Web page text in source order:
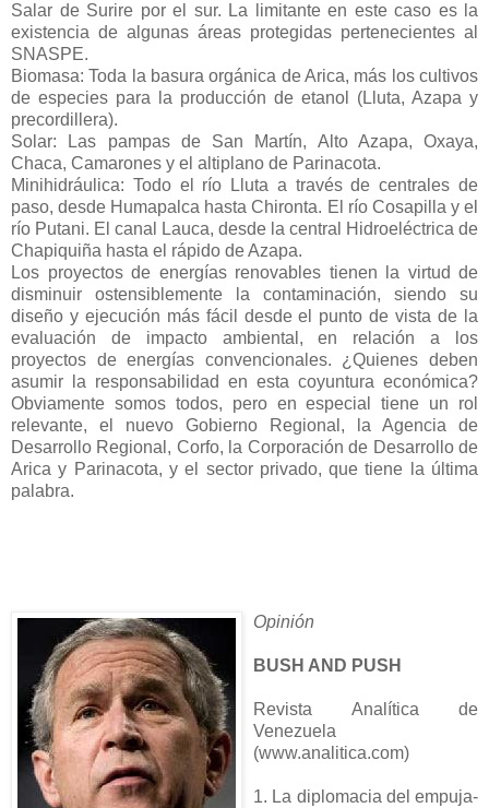
Salar de Surire por el sur. La limitante en este caso es la
existencia de algunas áreas protegidas pertenecientes al
SNASPE.
Biomasa: Toda la basura orgánica de Arica, más los cultivos
de especies para la producción de etanol (Lluta, Azapa y
precordillera).
Solar: Las pampas de San Martín, Alto Azapa, Oxaya,
Chaca, Camarones y el altiplano de Parinacota.
Minihidráulica: Todo el río Lluta a través de centrales de
paso, desde Humapalca hasta Chironta. El río Cosapilla y el
río Putani. El canal Lauca, desde la central Hidroeléctrica de
Chapiquiña hasta el rápido de Azapa.
Los proyectos de energías renovables tienen la virtud de
disminuir ostensiblemente la contaminación, siendo su
diseño y ejecución más fácil desde el punto de vista de la
evaluación de impacto ambiental, en relación a los
proyectos de energías convencionales. ¿Quienes deben
asumir la responsabilidad en esta coyuntura económica?
Obviamente somos todos, pero en especial tiene un rol
relevante, el nuevo Gobierno Regional, la Agencia de
Desarrollo Regional, Corfo, la Corporación de Desarrollo de
Arica y Parinacota, y el sector privado, que tiene la última
palabra.
Opinión
BUSH AND PUSH
Revista Analítica de
Venezuela
(www.analitica.com)
1. La diplomacia del empuja-